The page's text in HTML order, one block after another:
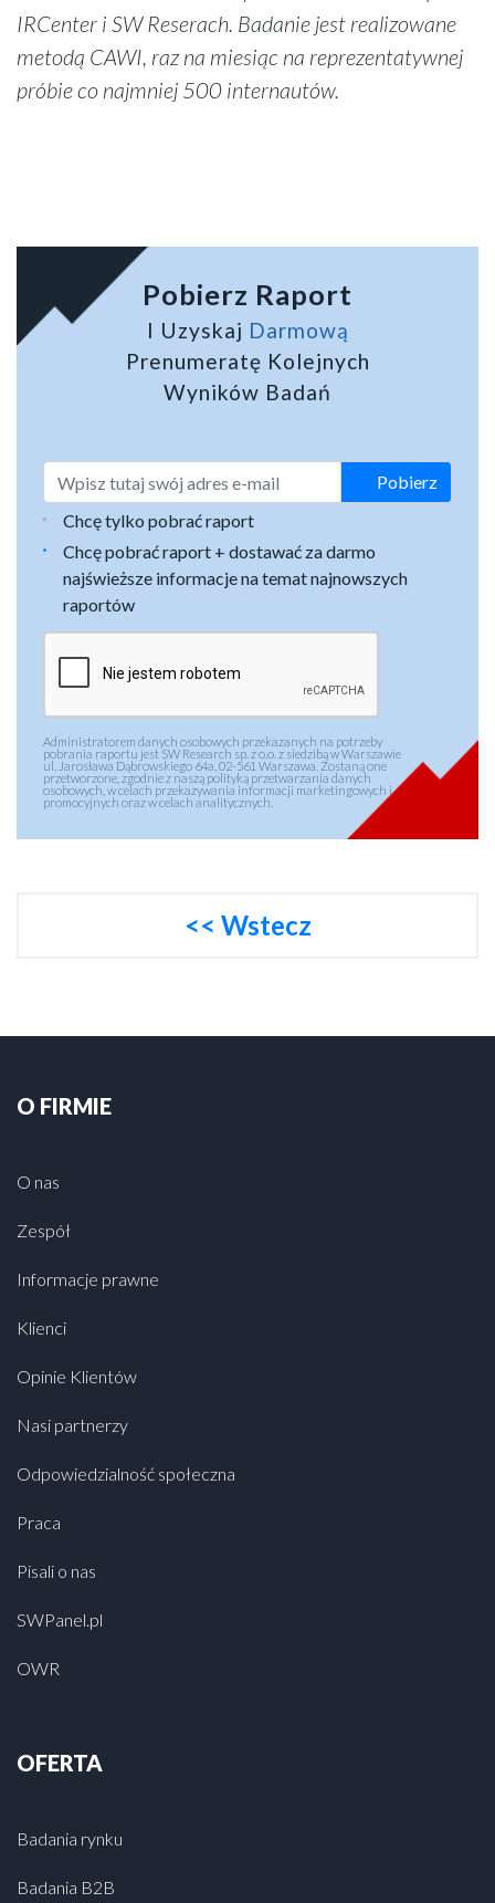
IRCenter i SW Reserach. Badanie jest realizowane
metodą CAWI, raz na miesiąc na reprezentatywnej
próbie co najmniej 500 internautów.
Pobierz Raport
I Uzyskaj Darmową
Prenumeratę Kolejnych
Wyników Badań
Pobierz
Chcę tylko pobrać raport
Chcę pobrać raport + dostawać za darmo
najświeższe informacje na temat najnowszych
raportów
Administratorem danych osobowych przekazanych na potrzeby
pobrania raportu jest SW Research sp. z o.o. z siedzibą w Warszawie
ul. Jarosława Dąbrowskiego 64a, 02-561 Warszawa. Zostaną one
przetworzone, zgodnie z naszą polityką przetwarzania danych
osobowych, w celach przekazywania informacji marketingowych i
promocyjnych oraz w celach analitycznych.
<< Wstecz
O FIRMIE
O nas
Zespół
Informacje prawne
Klienci
Opinie Klientów
Nasi partnerzy
Odpowiedzialność społeczna
Praca
Pisali o nas
SWPanel.pl
OWR
OFERTA
Badania rynku
Badania B2B